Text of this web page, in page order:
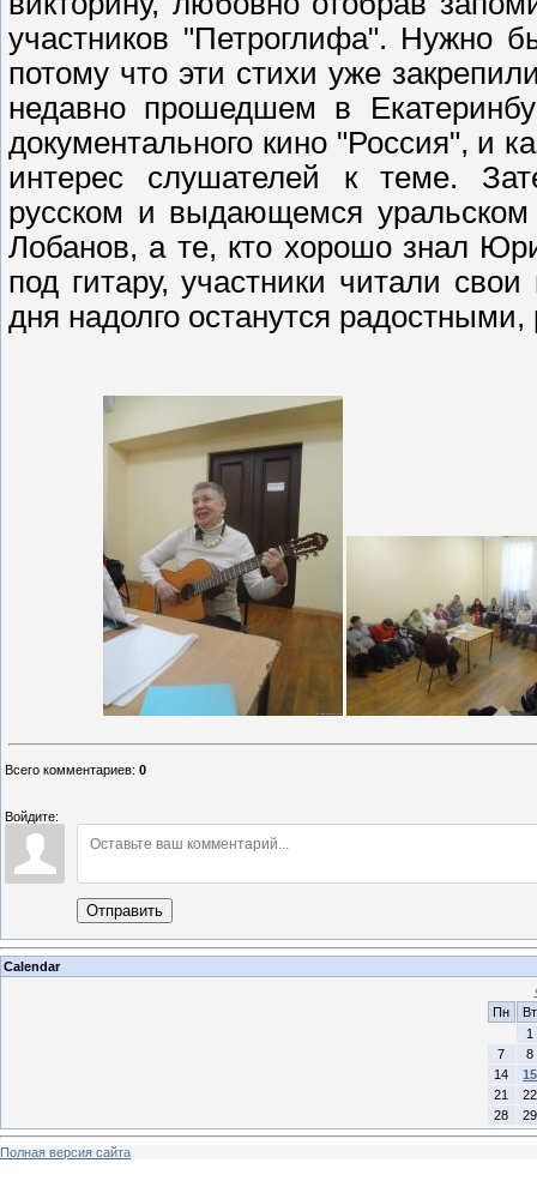
участников "Петроглифа". Нужно
потому что эти стихи уже
недавно прошедшем в
документального кино "Россия", и
интерес слушателей к теме.
русском и выдающемся
Лобанов, а те, кто хорошо знал
под гитару, участники читали
дня надолго останутся
Всего комментариев: 0
Войдите:
Отправить
Calendar
Пн
Вт
1
7
8
14
15
21
22
28
29
Полная версия сайта